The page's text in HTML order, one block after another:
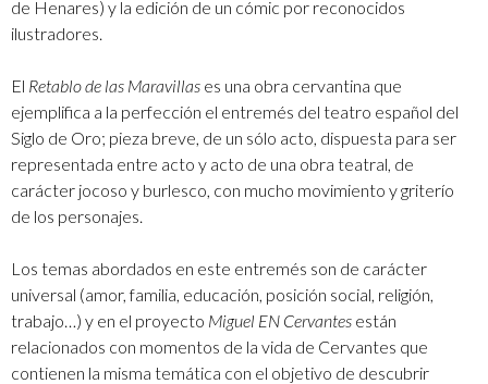
de Henares) y la edición de un cómic por reconocidos
ilustradores.
El Retablo de las Maravillas es una obra cervantina que
ejemplifica a la perfección el entremés del teatro español del
Siglo de Oro; pieza breve, de un sólo acto, dispuesta para ser
representada entre acto y acto de una obra teatral, de
carácter jocoso y burlesco, con mucho movimiento y griterío
de los personajes.
Los temas abordados en este entremés son de carácter
universal (amor, familia, educación, posición social, religión,
trabajo…) y en el proyecto Miguel EN Cervantes están
relacionados con momentos de la vida de Cervantes que
contienen la misma temática con el objetivo de descubrir